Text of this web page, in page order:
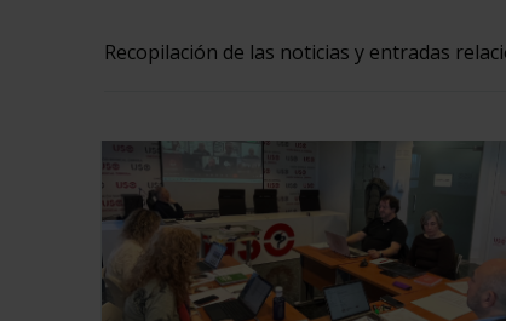
Recopilación de las noticias y entradas